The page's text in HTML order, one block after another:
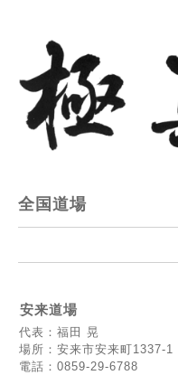
全国道場
安来道場
代表：福田 晃
場所：安来市安来町1337-1
電話：0859-29-6788